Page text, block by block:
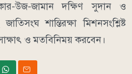
উজ-জামান দক্ষিণ সুদান ও
শান্তিরক্ষা মিশনসংশ্লিষ্ট
ও মতবিনিময় করবেন।